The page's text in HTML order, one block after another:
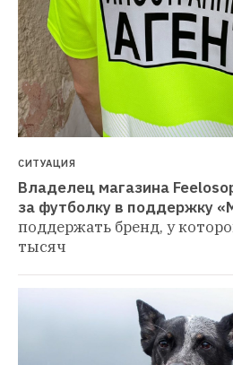
СИТУАЦИЯ
Владелец магазина
за футболку в поддержку
поддержать бренд, у
тысяч